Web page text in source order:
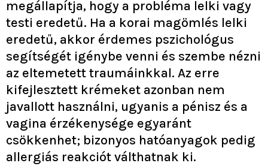
megállapítja, hogy a probléma lelki vagy
testi eredetű. Ha a korai magömlés lelki
eredetű, akkor érdemes pszichológus
segítségét igénybe venni és szembe nézni
az eltemetett traumáinkkal. Az erre
kifejlesztett krémeket azonban nem
javallott használni, ugyanis a pénisz és a
vagina érzékenysége egyaránt
csökkenhet; bizonyos hatóanyagok pedig
allergiás reakciót válthatnak ki.